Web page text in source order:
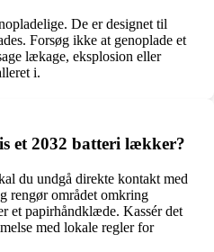
De er designet til
Forsøg ikke at genoplade et
lækage, eksplosion eller
i.
et 2032 batteri lækker?
du undgå direkte kontakt med
rengør området omkring
et papirhåndklæde. Kassér det
med lokale regler for